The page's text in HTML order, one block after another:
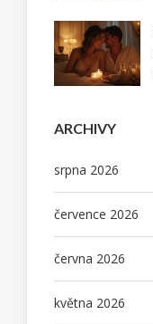
ARCHIVY
srpna 2026
července 2026
června 2026
května 2026